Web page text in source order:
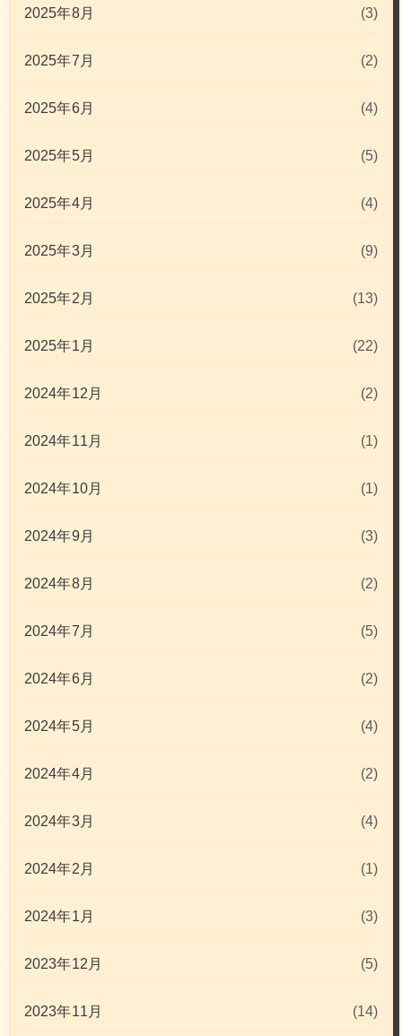
2025年8月 (3)
2025年7月 (2)
2025年6月 (4)
2025年5月 (5)
2025年4月 (4)
2025年3月 (9)
2025年2月 (13)
2025年1月 (22)
2024年12月 (2)
2024年11月 (1)
2024年10月 (1)
2024年9月 (3)
2024年8月 (2)
2024年7月 (5)
2024年6月 (2)
2024年5月 (4)
2024年4月 (2)
2024年3月 (4)
2024年2月 (1)
2024年1月 (3)
2023年12月 (5)
2023年11月 (14)